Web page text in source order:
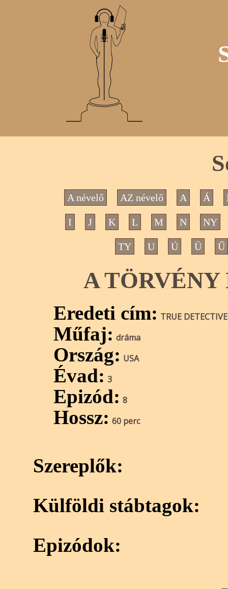
A névelő AZ névelő A Á
I J K L M N NY
TY U Ú Ü Ű
A TÖRVÉNY
Eredeti cím: TRUE DETECTIVE
Műfaj: dráma
Ország: USA
Évad: 3
Epizód: 8
Hossz: 60 perc
Szereplők:
Külföldi stábtagok:
Epizódok: